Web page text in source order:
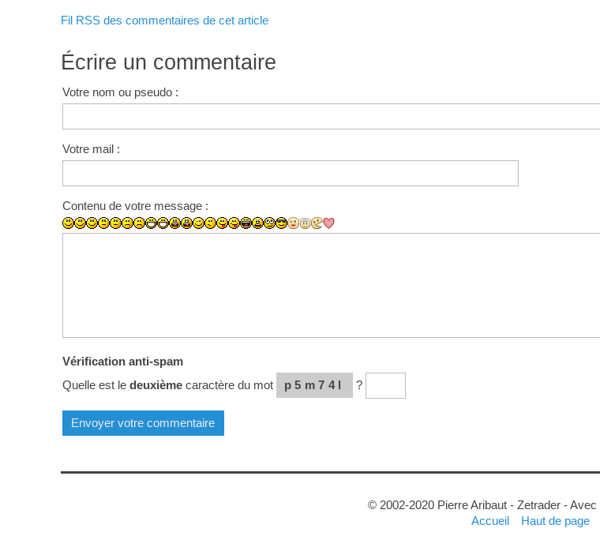
Fil RSS des commentaires de cet article
Écrire un commentaire
Votre nom ou pseudo :
Votre mail :
Contenu de votre message :
Vérification anti-spam
Quelle est le deuxièmecaractère du mot p5m74l ?
© 2002-2020 Pierre Aribaut - Zetrader - Avec
Accueil
Haut de page